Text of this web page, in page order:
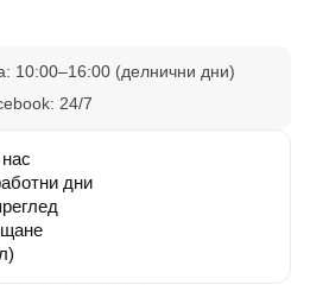
10:00–16:00 (делнични дни)
24/7
дни